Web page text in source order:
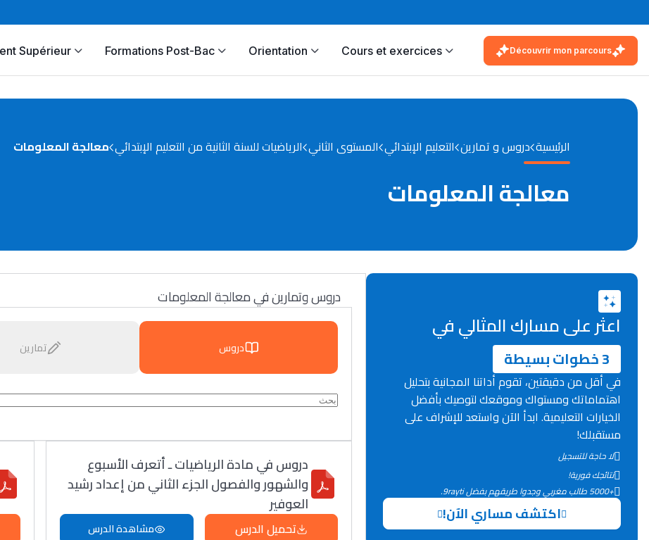
Supérieur Formations Post-Bac Orientation Cours et exercices Découvrir mon parcours
الرئيسية دروس و تمارين التعليم الإبتدائي المستوى الثاني الرياضيات للسنة الثانية من التعليم الإبتدائي معالجة المعلومات
معالجة المعلومات
دروس وتمارين في معالجة المعلومات
دروس تمارين
دروس في مادة الرياضيات ـ أتعرف الأسبوع
والشهور والفصول الجزء الثاني من إعداد رشيد
العوفير
تحميل الدرس مشاهدة الدرس
اعثر على مسارك المثالي في
3 خطوات بسيطة
في أقل من دقيقتين، تقوم أداتنا المجانية بتحليل
اهتماماتك ومستواك وموقعك لتوصيك بأفضل
الخيارات التعليمية. ابدأ الآن واستعد للإشراف على
مستقبلك!
لا حاجة للتسجيل
نتائجك فورية!
+5000 طالب مغربي وجدوا طريقهم بفضل 9rayti.
اكتشف مساري الآن!